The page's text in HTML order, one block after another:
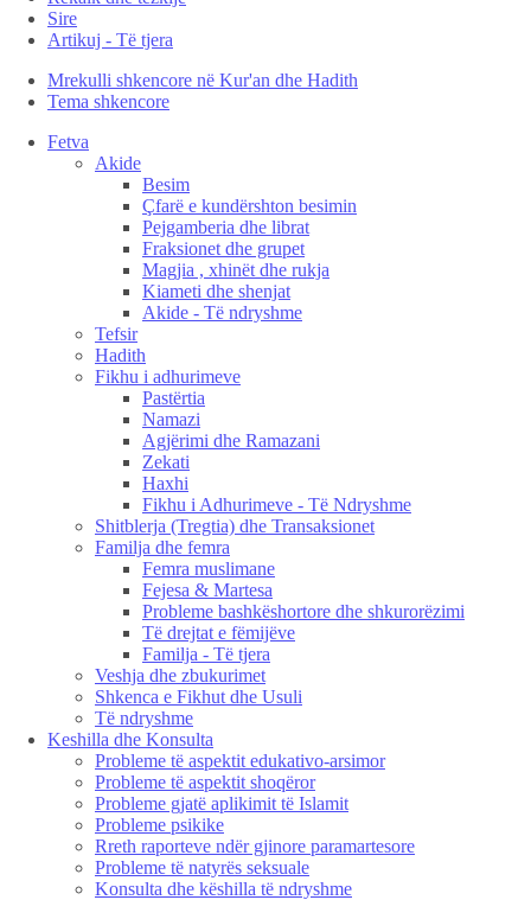
Sire
Artikuj - Të tjera
Mrekulli shkencore në Kur'an dhe Hadith
Tema shkencore
Fetva
Akide
Besim
Çfarë e kundërshton besimin
Pejgamberia dhe librat
Fraksionet dhe grupet
Magjia , xhinët dhe rukja
Kiameti dhe shenjat
Akide - Të ndryshme
Tefsir
Hadith
Fikhu i adhurimeve
Pastërtia
Namazi
Agjërimi dhe Ramazani
Zekati
Haxhi
Fikhu i Adhurimeve - Të Ndryshme
Shitblerja (Tregtia) dhe Transaksionet
Familja dhe femra
Femra muslimane
Fejesa & Martesa
Probleme bashkëshortore dhe shkurorëzimi
Të drejtat e fëmijëve
Familja - Të tjera
Veshja dhe zbukurimet
Shkenca e Fikhut dhe Usuli
Të ndryshme
Keshilla dhe Konsulta
Probleme të aspektit edukativo-arsimor
Probleme të aspektit shoqëror
Probleme gjatë aplikimit të Islamit
Probleme psikike
Rreth raporteve ndër gjinore paramartesore
Probleme të natyrës seksuale
Konsulta dhe këshilla të ndryshme